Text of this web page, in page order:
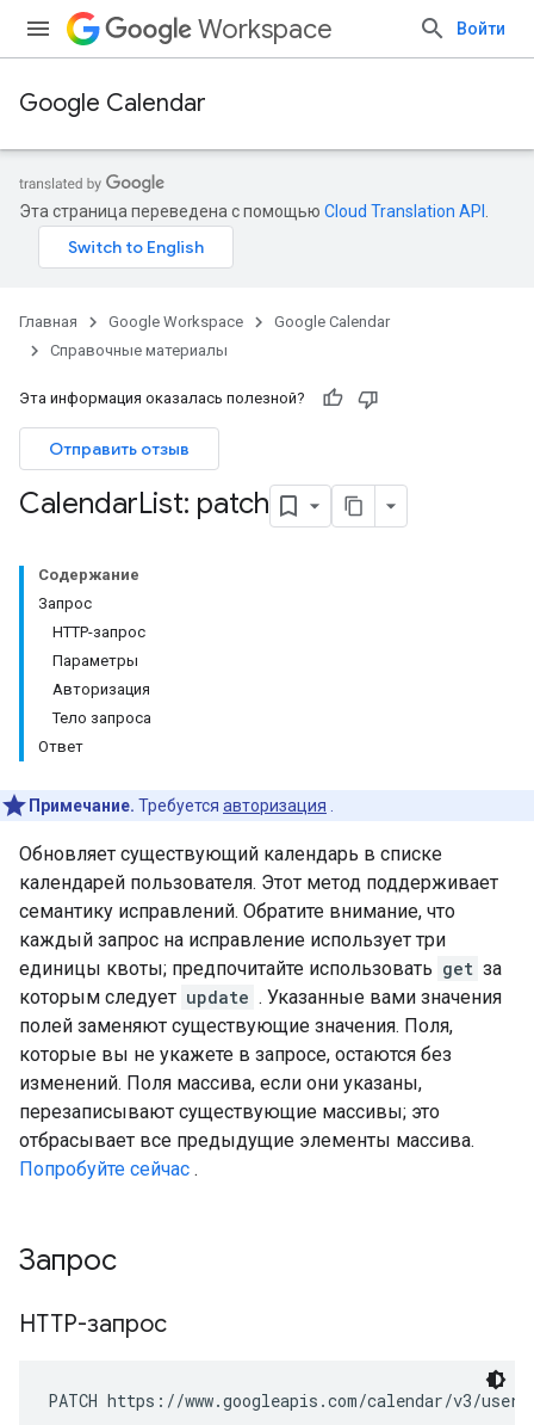
Workspace Войти
Google Calendar
Эта страница переведена с помощью Cloud Translation API
Главная Google Workspace
Google Calendar
Справочные материалы
Эта информация оказалась полезной?
Отправить отзыв
CalendarList: patch
Содержание
Запрос
HTTP-запрос
Параметры
Авторизация
Тело запроса
Ответ
Примечание. Требуется авторизация
Обновляет существующий календарь в списке
календарей пользователя. Этот метод поддерживает
семантику исправлений. Обратите внимание, что
каждый запрос на исправление использует три
единицы квоты; предпочитайте использовать get за
которым следует update . Указанные вами значения
полей заменяют существующие значения. Поля,
которые вы не укажете в запросе, остаются без
изменений. Поля массива, если они указаны,
перезаписывают существующие массивы; это
отбрасывает все предыдущие элементы массива.
Попробуйте сейчас .
Запрос
HTTP-запрос
PATCH https://www.googleapis.com/calendar/v3/